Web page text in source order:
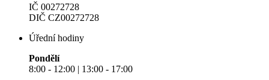
IČ 00272728
DIČ CZ00272728
Úřední hodiny
Pondělí
8:00 - 12:00 | 13:00 - 17:00